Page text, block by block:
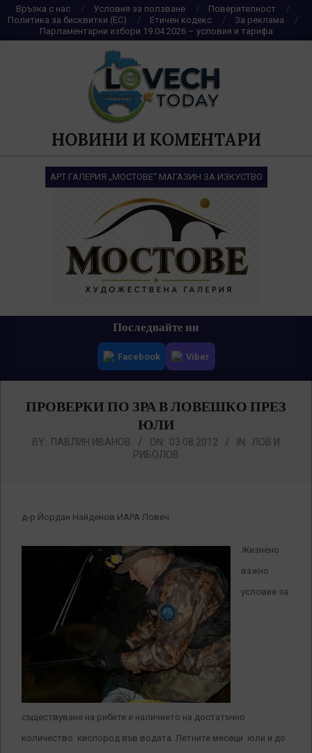
Skip
to
content
Връзка с нас Условия за ползване
Поверителност
Политика за бисквитки (ЕС)
Етичен кодекс
За реклама
Парламентарни избори 19.04.2026 – условия и тарифа
НОВИНИ И КОМЕНТАРИ
АРТ ГАЛЕРИЯ „МОСТОВЕ“ МАГАЗИН ЗА ИЗКУСТВО
Последвайте ни
Facebook Viber
ПРОВЕРКИ ПО ЗРА В ЛОВЕШКО ПРЕЗ
ЮЛИ
BY: ПАВЛИН ИВАНОВ ON: 03.08.2012 IN: ЛОВ И
РИБОЛОВ
д-р Йордан Найденов ИАРА Ловеч
Жизнено
важно
условие за
съществуване на рибите е наличието на достатъчно
количество кислород във водата. Летните месеци юли и до